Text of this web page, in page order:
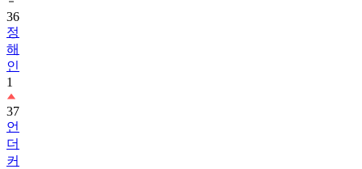
36
정
해
인
1
37
언
더
커